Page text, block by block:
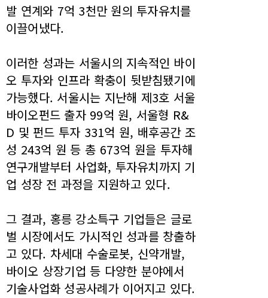
발 연계와 7억 3천만 원의 투자유치를
이끌어냈다.
이러한 성과는 서울시의 지속적인 바이
오 투자와 인프라 확충이 뒷받침됐기에
가능했다. 서울시는 지난해 제3호 서울
바이오펀드 출자 99억 원, 서울형 R&
D 및 펀드 투자 331억 원, 배후공간 조
성 243억 원 등 총 673억 원을 투자해
연구개발부터 사업화, 투자유치까지 기
업 성장 전 과정을 지원하고 있다.
그 결과, 홍릉 강소특구 기업들은 글로
벌 시장에서도 가시적인 성과를 창출하
고 있다. 차세대 수술로봇, 신약개발,
바이오 상장기업 등 다양한 분야에서
기술사업화 성공사례가 이어지고 있다.